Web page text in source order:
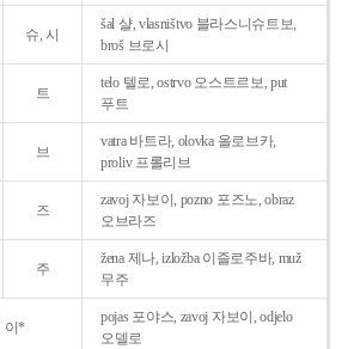
슈, 시
šal 샬, vlasništvo 블라스니슈트보,
broš 브로시
트
telo 텔로, ostrvo 오스트르보, put
푸트
브
vatra 바트라, olovka 올로브카,
proliv 프롤리브
즈
zavoj 자보이, pozno 포즈노, obraz
오브라즈
주
žena 제나, izložba 이즐로주바, muž
무주
이*
pojas 포야스, zavoj 자보이, odjelo
오델로